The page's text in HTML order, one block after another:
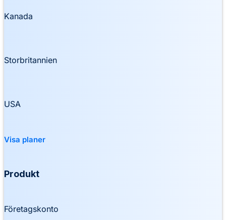
Kanada
Storbritannien
USA
Visa planer
Produkt
Företagskonto